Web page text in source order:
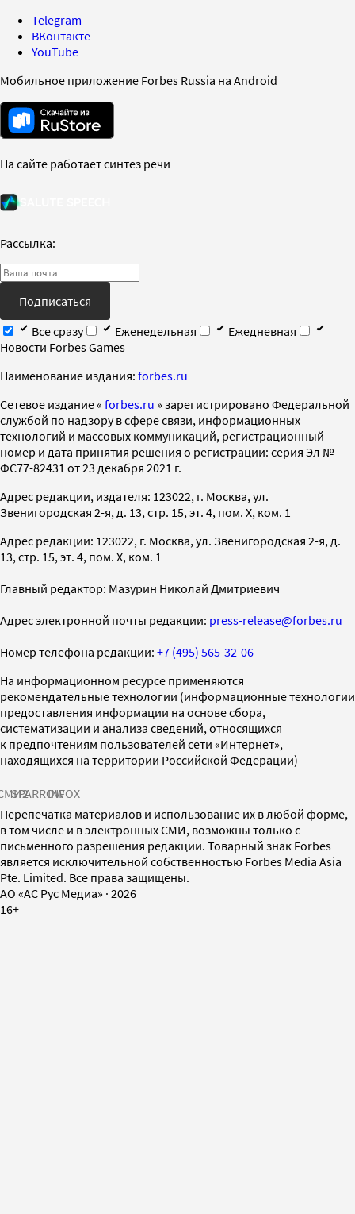
Telegram
ВКонтакте
YouTube
Мобильное приложение Forbes Russia на Android
На сайте работает синтез речи
Рассылка:
Подписаться
Все сразу
Еженедельная
Ежедневная
Новости Forbes Games
Наименование издания: forbes.ru
Cетевое издание « forbes.ru » зарегистрировано Федеральной
службой по надзору в сфере связи, информационных
технологий и массовых коммуникаций, регистрационный
номер и дата принятия решения о регистрации: серия Эл №
ФС77-82431 от 23 декабря 2021 г.
Адрес редакции, издателя: 123022, г. Москва, ул.
Звенигородская 2-я, д. 13, стр. 15, эт. 4, пом. X, ком. 1
Адрес редакции: 123022, г. Москва, ул. Звенигородская 2-я, д.
13, стр. 15, эт. 4, пом. X, ком. 1
Главный редактор: Мазурин Николай Дмитриевич
Адрес электронной почты редакции: press-release@forbes.ru
Номер телефона редакции: +7 (495) 565-32-06
На информационном ресурсе применяются
рекомендательные технологии (информационные технологии
предоставления информации на основе сбора,
систематизации и анализа сведений, относящихся
к предпочтениям пользователей сети «Интернет»,
находящихся на территории Российской Федерации)
SPARROWINFOX
Перепечатка материалов и использование их в любой форме,
в том числе и в электронных СМИ, возможны только с
письменного разрешения редакции. Товарный знак Forbes
является исключительной собственностью Forbes Media Asia
Pte. Limited. Все права защищены.
AO «АС Рус Медиа» · 2026
16+